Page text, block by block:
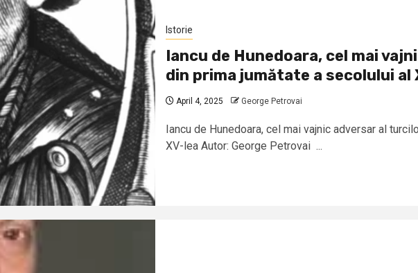
Istorie
Iancu de Hunedoara, cel mai
din prima jumătate a secolului al
April 4, 2025 George Petrovai
Iancu de Hunedoara, cel mai vajnic adversar al
XV-lea Autor: George Petrovai ...